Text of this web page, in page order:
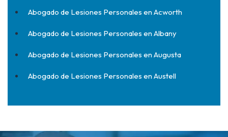
Abogado de Lesiones Personales en Acworth
Abogado de Lesiones Personales en Albany
Abogado de Lesiones Personales en Augusta
Abogado de Lesiones Personales en Austell